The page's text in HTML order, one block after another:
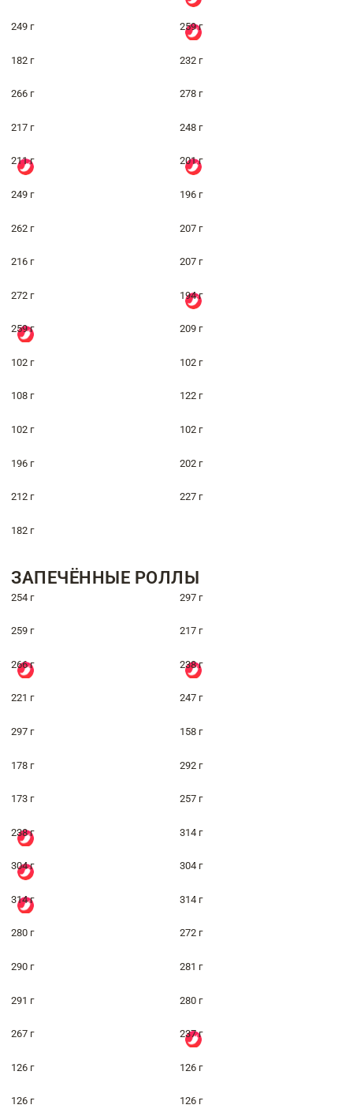
249 г 259 г
182 г 232 г
266 г 278 г
217 г 248 г
211 г 201 г
249 г 196 г
262 г 207 г
216 г 207 г
272 г 194 г
259 г 209 г
102 г 102 г
108 г 122 г
102 г 102 г
196 г 202 г
212 г 227 г
182 г
ЗАПЕЧЁННЫЕ РОЛЛЫ
254 г 297 г
259 г 217 г
266 г 238 г
221 г 247 г
297 г 158 г
178 г 292 г
173 г 257 г
238 г 314 г
304 г 304 г
314 г 314 г
280 г 272 г
290 г 281 г
291 г 280 г
267 г 237 г
126 г 126 г
126 г 126 г